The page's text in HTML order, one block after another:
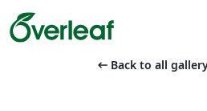
arrow_left_alt Back to all